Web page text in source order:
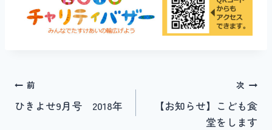
投
稿
前
ひきよせ9月号 2018年
次
【お知らせ】こども食
堂をします